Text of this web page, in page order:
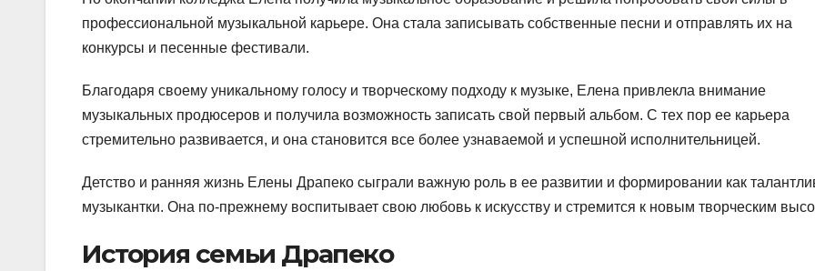
профессиональной музыкальной карьере. Она стала записывать собственные песни и отправлять их на
конкурсы и песенные фестивали.
Благодаря своему уникальному голосу и творческому подходу к музыке, Елена привлекла внимание
музыкальных продюсеров и получила возможность записать свой первый альбом. С тех пор ее карьера
стремительно развивается, и она становится все более узнаваемой и успешной исполнительницей.
Детство и ранняя жизнь Елены Драпеко сыграли важную роль в ее развитии и формировании как
музыкантки. Она по-прежнему воспитывает свою любовь к искусству и стремится к новым творческим
История семьи Драпеко